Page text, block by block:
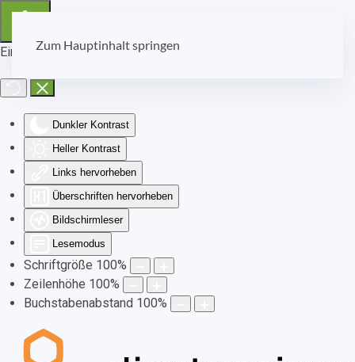
Eingabehilfen öffnen
Dunkler Kontrast
Heller Kontrast
Links hervorheben
Überschriften hervorheben
Bildschirmleser
Lesemodus
Schriftgröße 100%
Zeilenhöhe 100%
Buchstabenabstand 100%
Zum Hauptinhalt springen